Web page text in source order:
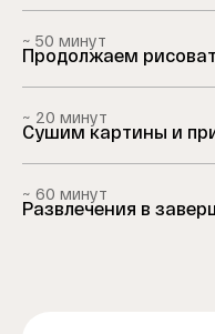
~ 50 минут
Продолжаем
~ 20 минут
Сушим картины и
~ 60 минут
Развлечения в